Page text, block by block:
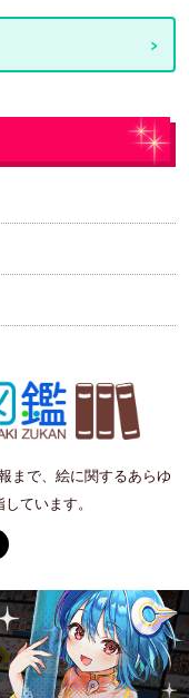
まで、絵に関するあらゆ
ています。